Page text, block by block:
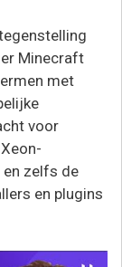
Minecraft
met
voor
zelfs de
en plugins